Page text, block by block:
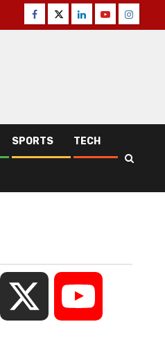
Facebook
TwitterLinkedinYoutube
SPORTS TECH
Instagram